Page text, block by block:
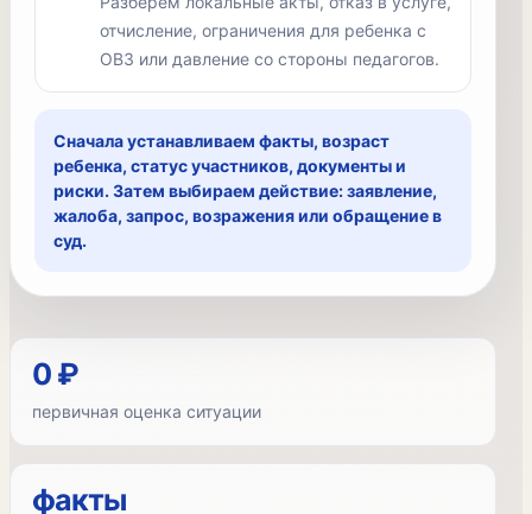
отчисление, ограничения для ребенка с
ОВЗ или давление со стороны педагогов.
Сначала устанавливаем факты, возраст
ребенка, статус участников, документы и
риски. Затем выбираем действие: заявление,
жалоба, запрос, возражения или обращение в
суд.
0 ₽
первичная оценка ситуации
факты